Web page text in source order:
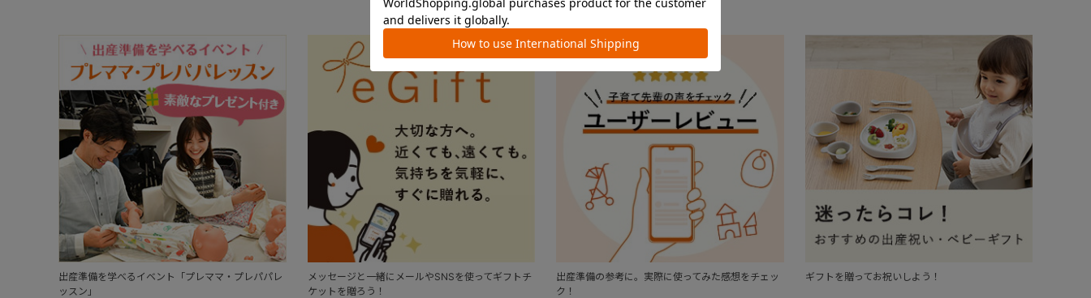
おすすめ特集
出産準備を学べるイベント「プレママ・プレパパレ
ッスン」
メッセージと一緒にメールやSNSを使ってギフトチ
ケットを贈ろう！
出産準備の参考に。実際に使ってみた感想をチェッ
ク！
ギフトを贈ってお祝いしよう！